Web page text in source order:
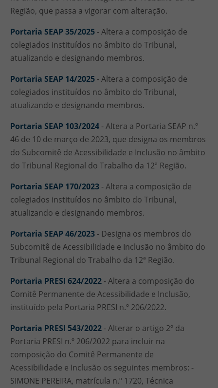
Região, que passa a vigorar com alteração.
Portaria SEAP 35/2025 - Altera a composição de
colegiados instituídos no âmbito do Tribunal,
atualizando e designando membros.
Portaria SEAP 14/2025 - Altera a composição de
colegiados instituídos no âmbito do Tribunal,
atualizando e designando membros.
Portaria SEAP 103/2024 - Altera a Portaria SEAP n.º
46 de 10 de março de 2023, que designa os membros
do Subcomitê de Acessibilidade e Inclusão no âmbito
do Tribunal Regional do Trabalho da 12ª Região.
Portaria SEAP 170/2023 - Altera a composição de
colegiados instituídos no âmbito do Tribunal,
atualizando e designando membros.
Portaria SEAP 46/2023 - Designa os membros do
Subcomitê de Acessibilidade e Inclusão no âmbito do
Tribunal Regional do Trabalho da 12ª Região.
Portaria PRESI 624/2022 - Altera a composição do
Comitê Permanente de Acessibilidade e Inclusão,
instituído pela Portaria PRESI n.º 206/2022.
Portaria PRESI 543/2022 - Alterar o artigo 2º da
Portaria PRESI n.º 206/2022 para incluir na
composição do Comitê Permanente de
Acessibilidade e Inclusão os seguintes membros: -
SIMONE PEREIRA, matrícula n.º 1720, Técnica